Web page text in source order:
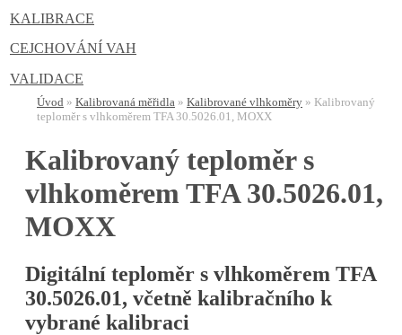
KALIBRACE
CEJCHOVÁNÍ VAH
VALIDACE
Úvod » Kalibrovaná měřidla » Kalibrované vlhkoměry » Kalibrovaný
teploměr s vlhkoměrem TFA 30.5026.01, MOXX
Kalibrovaný teploměr s
vlhkoměrem TFA 30.5026.01,
MOXX
Digitální teploměr s vlhkoměrem TFA
30.5026.01, včetně kalibračního k
vybrané kalibraci